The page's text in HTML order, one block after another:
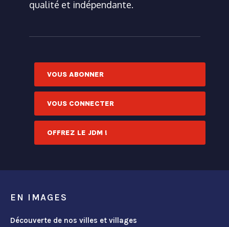
qualité et indépendante.
VOUS ABONNER
VOUS CONNECTER
OFFREZ LE JDM !
EN IMAGES
Découverte de nos villes et villages